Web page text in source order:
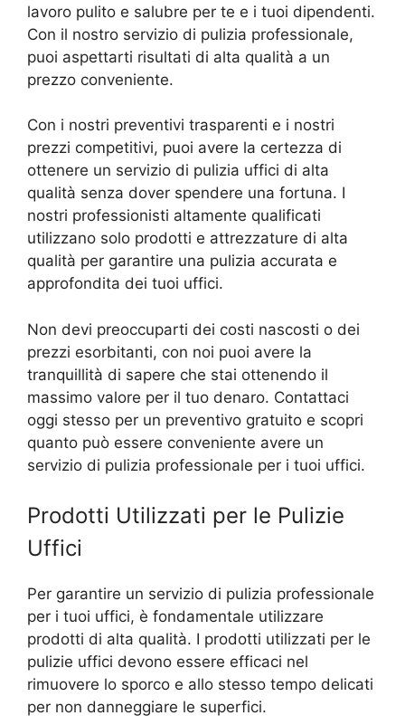
lavoro pulito e salubre per te e i tuoi dipendenti.
Con il nostro servizio di pulizia professionale,
puoi aspettarti risultati di alta qualità a un
prezzo conveniente.
Con i nostri preventivi trasparenti e i nostri
prezzi competitivi, puoi avere la certezza di
ottenere un servizio di pulizia uffici di alta
qualità senza dover spendere una fortuna. I
nostri professionisti altamente qualificati
utilizzano solo prodotti e attrezzature di alta
qualità per garantire una pulizia accurata e
approfondita dei tuoi uffici.
Non devi preoccuparti dei costi nascosti o dei
prezzi esorbitanti, con noi puoi avere la
tranquillità di sapere che stai ottenendo il
massimo valore per il tuo denaro. Contattaci
oggi stesso per un preventivo gratuito e scopri
quanto può essere conveniente avere un
servizio di pulizia professionale per i tuoi uffici.
Prodotti Utilizzati per le Pulizie
Uffici
Per garantire un servizio di pulizia professionale
per i tuoi uffici, è fondamentale utilizzare
prodotti di alta qualità. I prodotti utilizzati per le
pulizie uffici devono essere efficaci nel
rimuovere lo sporco e allo stesso tempo delicati
per non danneggiare le superfici.